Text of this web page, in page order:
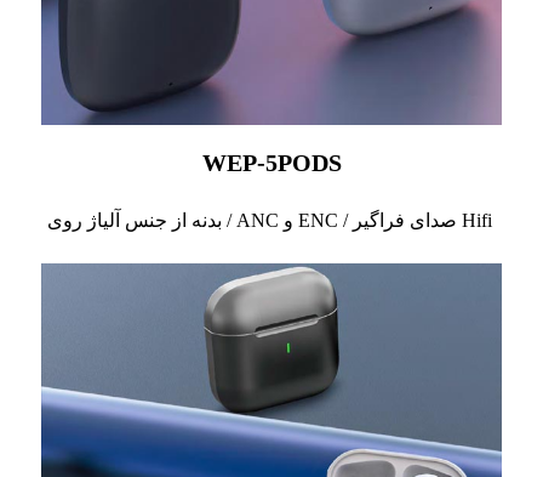
WEP-5PODS
بدنه از جنس آلیاژ روی / ANC و ENC / صدای فراگیر Hifi